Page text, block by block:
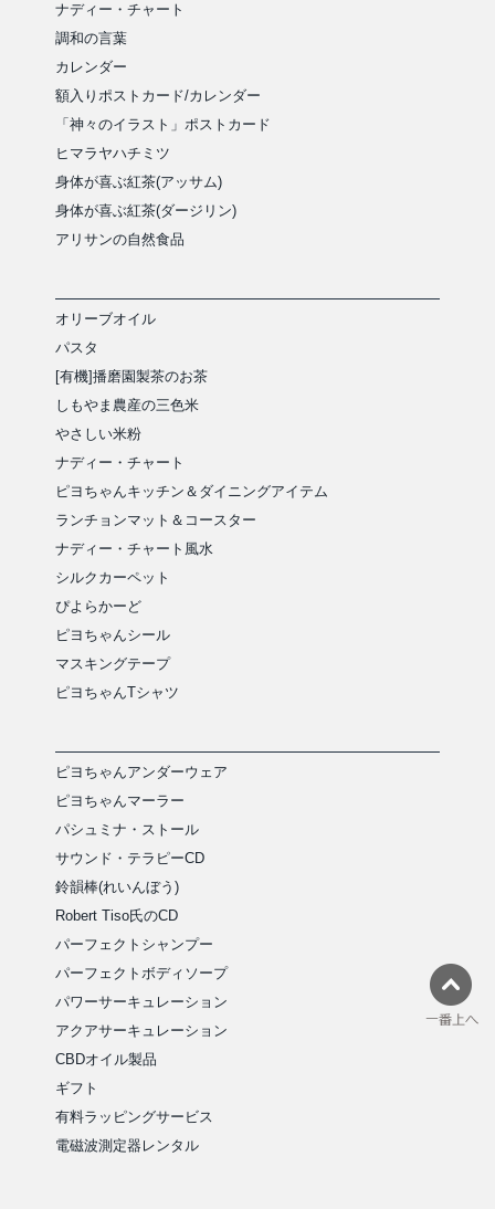
ナディー・チャート
調和の言葉
カレンダー
額入りポストカード/カレンダー
「神々のイラスト」ポストカード
ヒマラヤハチミツ
身体が喜ぶ紅茶(アッサム)
身体が喜ぶ紅茶(ダージリン)
アリサンの自然食品
オリーブオイル
パスタ
[有機]播磨園製茶のお茶
しもやま農産の三色米
やさしい米粉
ナディー・チャート
ピヨちゃんキッチン＆ダイニングアイテム
ランチョンマット＆コースター
ナディー・チャート風水
シルクカーペット
ぴよらかーど
ピヨちゃんシール
マスキングテープ
ピヨちゃんTシャツ
ピヨちゃんアンダーウェア
ピヨちゃんマーラー
パシュミナ・ストール
サウンド・テラピーCD
鈴韻棒(れいんぼう)
Robert Tiso氏のCD
パーフェクトシャンプー
パーフェクトボディソープ
パワーサーキュレーション
アクアサーキュレーション
CBDオイル製品
ギフト
有料ラッピングサービス
電磁波測定器レンタル